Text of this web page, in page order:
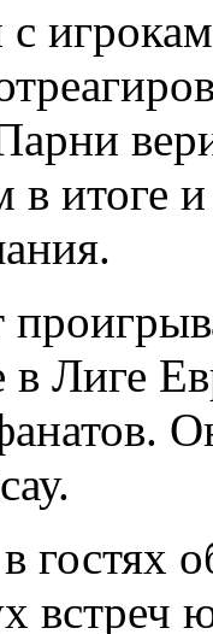
в итоге
в Лиге
гостях
встреч